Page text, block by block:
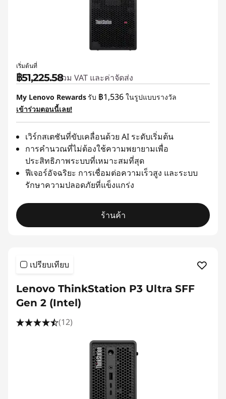
เริ่มต้นที่
฿51,225.58รวม VAT และค่าจัดส่ง
My Lenovo Rewardsรับ ฿1,536 ในรูปแบบรางวัล
เข้าร่วมตอนนี้เลย!
เวิร์กสเตชันที่ขับเคลื่อนด้วย AI ระดับเริ่มต้น
การคำนวณที่ไม่ต้องใช้ความพยายามเพื่อ
ประสิทธิภาพระบบที่เหมาะสมที่สุด
ฟีเจอร์อัจฉริยะ การเชื่อมต่อความเร็วสูง และระบบ
รักษาความปลอดภัยที่แข็งแกร่ง
ร้านค้า
เปรียบเทียบ
Lenovo ThinkStation P3 Ultra SFF
Gen 2 (Intel)
(12)